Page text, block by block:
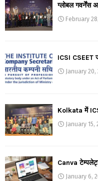
ग्लोबल गवर्नेंस
February
ICSI CSEET
January 20,
Kolkata में
January 15,
Canva
January 6,